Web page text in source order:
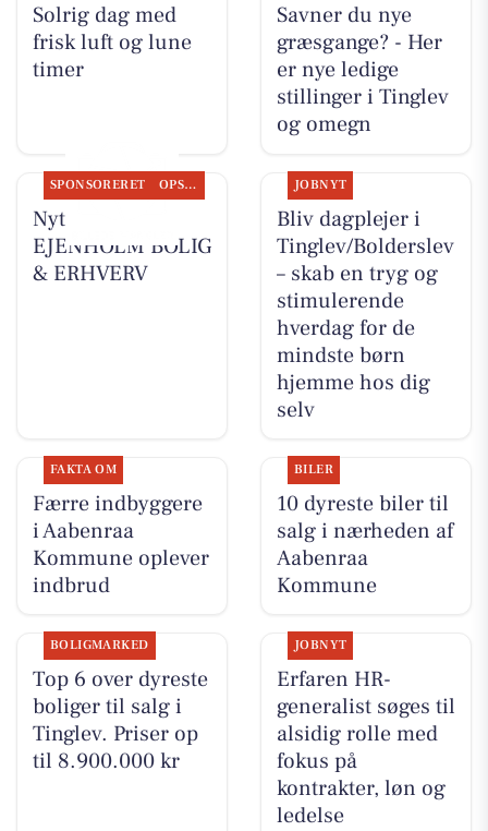
Solrig dag med
frisk luft og lune
timer
Savner du nye
græsgange? - Her
er nye ledige
stillinger i Tinglev
og omegn
SPONSORERET OPSLAGSTAVLEN
Nyt fra
EJENHOLM BOLIG
& ERHVERV
JOBNYT
Bliv dagplejer i
Tinglev/Bolderslev
– skab en tryg og
stimulerende
hverdag for de
mindste børn
hjemme hos dig
selv
FAKTA OM
Færre indbyggere
i Aabenraa
Kommune oplever
indbrud
BILER
10 dyreste biler til
salg i nærheden af
Aabenraa
Kommune
BOLIGMARKED
Top 6 over dyreste
boliger til salg i
Tinglev. Priser op
til 8.900.000 kr
JOBNYT
Erfaren HR-
generalist søges til
alsidig rolle med
fokus på
kontrakter, løn og
ledelse